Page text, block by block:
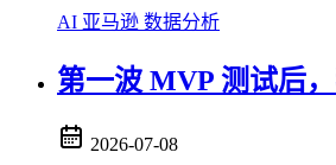
AI 亚马逊 数据分析
第一波 MVP 测试后
2026-07-08